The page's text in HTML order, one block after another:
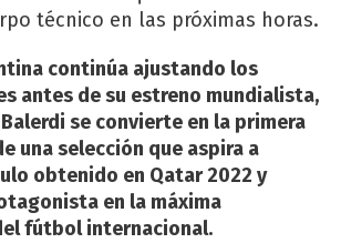
técnico en las próximas horas.
continúa ajustando los
antes de su estreno mundialista,
se convierte en la primera
una selección que aspira a
obtenido en Qatar 2022 y
en la máxima
fútbol internacional.